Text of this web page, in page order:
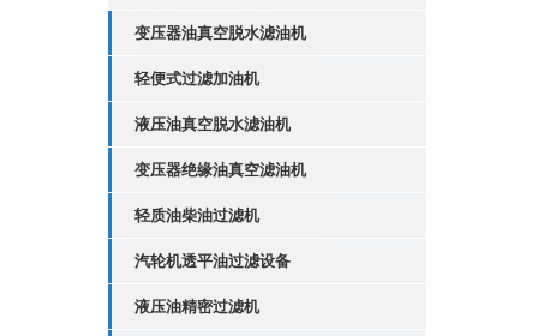
变压器油真空脱水滤油机
轻便式过滤加油机
液压油真空脱水滤油机
变压器绝缘油真空滤油机
轻质油柴油过滤机
汽轮机透平油过滤设备
液压油精密过滤机